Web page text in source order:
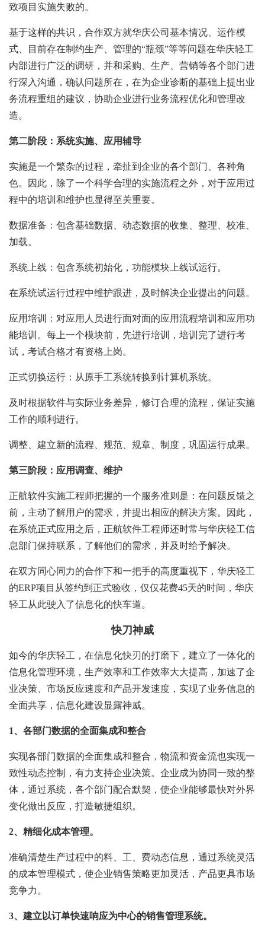
致项目实施失败的。
基于这样的共识，合作双方就华庆公司基本情况、运作模
式、目前存在制约生产、管理的“瓶颈”等等问题在华庆轻工
内部进行广泛的调研，并和采购、生产、营销等各个部门进
行深入沟通，确认问题所在，在为企业诊断的基础上提出业
务流程重组的建议，协助企业进行业务流程优化和管理改
造。
第二阶段：系统实施、应用辅导
实施是一个繁杂的过程，牵扯到企业的各个部门、各种角
色。因此，除了一个科学合理的实施流程之外，对于应用过
程中的培训和维护也显得至关重要。
数据准备：包含基础数据、动态数据的收集、整理、校准、
加载。
系统上线：包含系统初始化，功能模块上线试运行。
在系统试运行过程中维护跟进，及时解决企业提出的问题。
应用培训：对应用人员进行面对面的应用流程培训和应用功
能培训。每上一个模块前，先进行培训，培训完了进行考
试，考试合格才有资格上岗。
正式切换运行：从原手工系统转换到计算机系统。
及时根据软件与实际业务差异，修订合理的流程，保证实施
工作的顺利进行。
调整、建立新的流程、规范、规章、制度，巩固运行成果。
第三阶段：应用调查、维护
正航软件实施工程师把握的一个服务准则是：在问题反馈之
前，主动了解用户的需求，并提出相应的解决方案。因此，
在系统正式应用之后，正航软件工程师还时常与华庆轻工信
息部门保持联系，了解他们的需求，并及时给予解决。
在双方同心同力的合作下和一把手的高度重视下，华庆轻工
的ERP项目从签约到正式验收，仅仅花费45天的时间，华庆
轻工从此驶入了信息化的快车道。
快刀神威
如今的华庆轻工，在信息化快刃的打磨下，建立了一体化的
信息化管理环境，生产效率和工作效率大大提高，加速了企
业决策、市场反应速度和产品开发速度，实现了业务信息的
全面共享，信息化建设显露神威。
1、 各部门数据的全面集成和整合
实现各部门数据的全面集成和整合，物流和资金流也实现一
致性动态控制，有力支持企业决策。 企业成为协同一致的整
体，通过系统，各个部门配合默契，使企业能够最快对外界
变化做出反应，打造敏捷组织。
2、精细化成本管理。
准确清楚生产过程中的料、工、费动态信息，通过系统灵活
的成本管理模式，使企业销售策略更加灵活，产品更具市场
竞争力。
3、建立以订单快速响应为中心的销售管理系统。